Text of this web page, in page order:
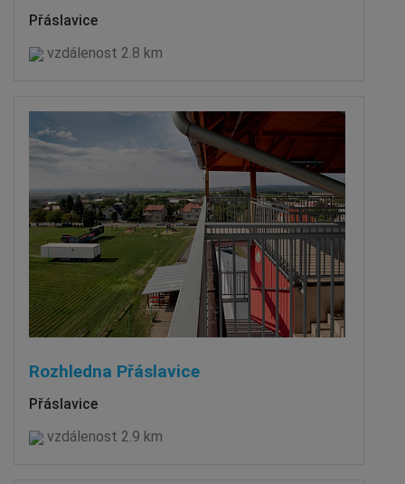
Přáslavice
vzdálenost 2.8 km
Rozhledna Přáslavice
Přáslavice
vzdálenost 2.9 km